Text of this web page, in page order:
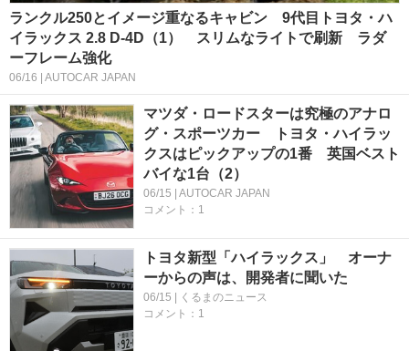
ランクル250とイメージ重なるキャビン 9代目トヨタ・ハ
イラックス 2.8 D-4D（1） スリムなライトで刷新 ラダ
ーフレーム強化
06/16 | AUTOCAR JAPAN
マツダ・ロードスターは究極のアナロ
グ・スポーツカー トヨタ・ハイラッ
クスはピックアップの1番 英国ベスト
バイな1台（2）
06/15 | AUTOCAR JAPAN
コメント：1
トヨタ新型「ハイラックス」 オーナ
ーからの声は、開発者に聞いた
06/15 | くるまのニュース
コメント：1